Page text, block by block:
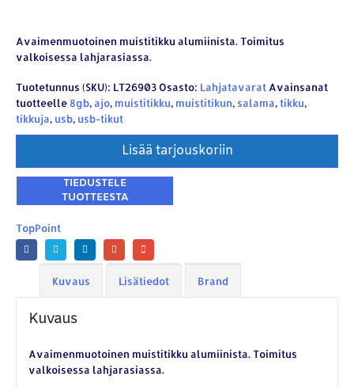
Avaimenmuotoinen muistitikku alumiinista. Toimitus
valkoisessa lahjarasiassa.
Tuotetunnus (SKU): LT26903 Osasto: Lahjatavarat Avainsanat
tuotteelle 8gb, ajo, muistitikku, muistitikun, salama,tikku,
tikkuja, usb, usb-tikut
Lisää tarjouskoriin
TopPoint
Kuvaus Lisätiedot Brand
Kuvaus
Avaimenmuotoinen muistitikku alumiinista. Toimitus
valkoisessa lahjarasiassa.